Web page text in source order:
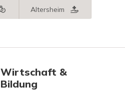
Altersheim
Wirtschaft &
Bildung